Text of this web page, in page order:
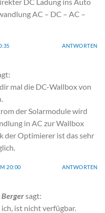
AC – DC – AC –
ANTWORTEN
mal die DC-Wallbox von
der Solarmodule wird
in AC zur Wallbox
der Optimierer ist das sehr
20:00 ANTWORTEN
sagt:
ich, ist nicht verfügbar.